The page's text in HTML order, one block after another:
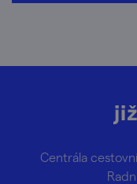
Centrála